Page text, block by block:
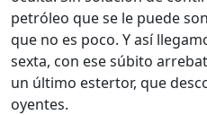
petróleo que se le puede
que no es poco. Y así
sexta, con ese súbito
un último estertor, que
oyentes.